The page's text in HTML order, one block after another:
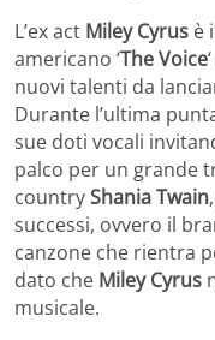
L’ex act Miley Cyrus è
americano ‘The Voice
nuovi talenti da
Durante l’ultima
sue doti vocali
palco per un grande
countryShania Twain
successi, ovvero il
canzone che rientra
dato che Miley Cyrus
musicale.